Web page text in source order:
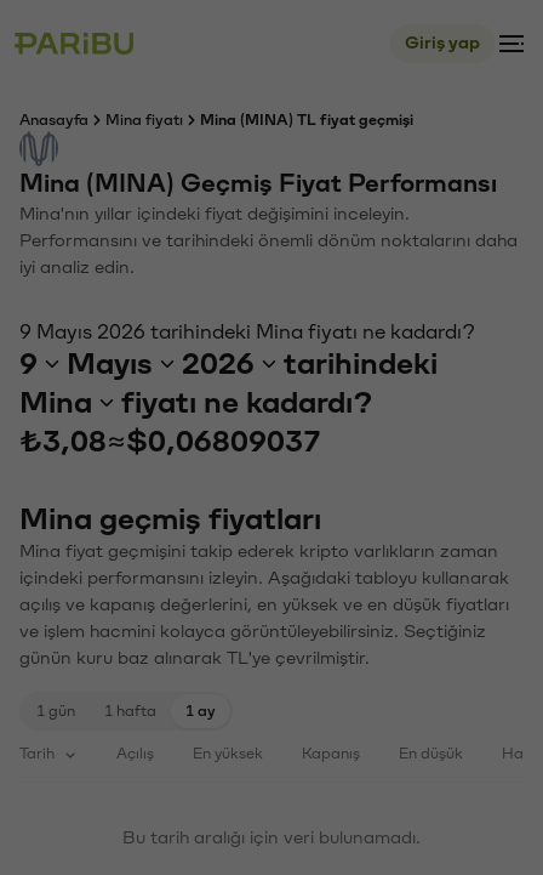
Giriş yap
Anasayfa Mina fiyatı Mina (MINA) TL fiyat geçmişi
Mina (MINA) Geçmiş Fiyat Performansı
Mina'nın yıllar içindeki fiyat değişimini inceleyin.
Performansını ve tarihindeki önemli dönüm noktalarını daha
iyi analiz edin.
9 Mayıs 2026 tarihindeki Mina fiyatı ne kadardı?
9 Mayıs 2026
tarihindeki
Mina
fiyatı ne kadardı?
₺3,08≈$0,06809037
Mina geçmiş fiyatları
Mina fiyat geçmişini takip ederek kripto varlıkların zaman
içindeki performansını izleyin. Aşağıdaki tabloyu kullanarak
açılış ve kapanış değerlerini, en yüksek ve en düşük fiyatları
ve işlem hacmini kolayca görüntüleyebilirsiniz. Seçtiğiniz
günün kuru baz alınarak TL'ye çevrilmiştir.
1 gün 1 hafta 1 ay
Tarih Açılış En yüksek Kapanış En düşük
Bu tarih aralığı için veri bulunamadı.